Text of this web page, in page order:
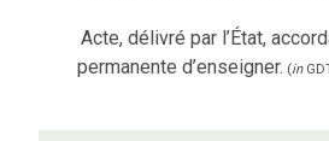
Acte, délivré par l’État,
permanente d’enseigner. (in